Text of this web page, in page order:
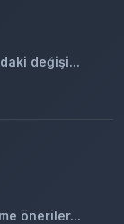
değişi...
öneriler...